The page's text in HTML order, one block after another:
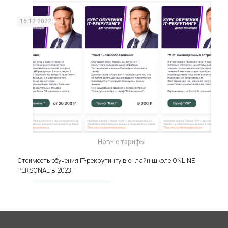
Стоимость обучения IT-рекрутингу в онлайн
Новые тарифы
16.12.2022
Стоимость обучения IT-рекрутингу в онлайн школе ONLINE
PERSONAL в 2023г